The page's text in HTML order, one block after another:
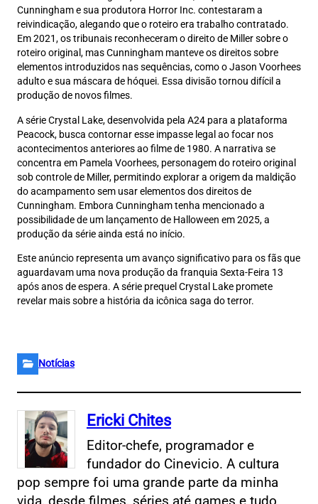
Cunningham e sua produtora Horror Inc. contestaram a
reivindicação, alegando que o roteiro era trabalho contratado.
Em 2021, os tribunais reconheceram o direito de Miller sobre o
roteiro original, mas Cunningham manteve os direitos sobre
elementos introduzidos nas sequências, como o Jason Voorhees
adulto e sua máscara de hóquei. Essa divisão tornou difícil a
produção de novos filmes.
A série Crystal Lake, desenvolvida pela A24 para a plataforma
Peacock, busca contornar esse impasse legal ao focar nos
acontecimentos anteriores ao filme de 1980. A narrativa se
concentra em Pamela Voorhees, personagem do roteiro original
sob controle de Miller, permitindo explorar a origem da maldição
do acampamento sem usar elementos dos direitos de
Cunningham. Embora Cunningham tenha mencionado a
possibilidade de um lançamento de Halloween em 2025, a
produção da série ainda está no início.
Este anúncio representa um avanço significativo para os fãs que
aguardavam uma nova produção da franquia Sexta-Feira 13
após anos de espera. A série prequel Crystal Lake promete
revelar mais sobre a história da icônica saga do terror.
Notícias
Ericki Chites
Editor-chefe, programador e
fundador do Cinevicio. A cultura
pop sempre foi uma grande parte da minha